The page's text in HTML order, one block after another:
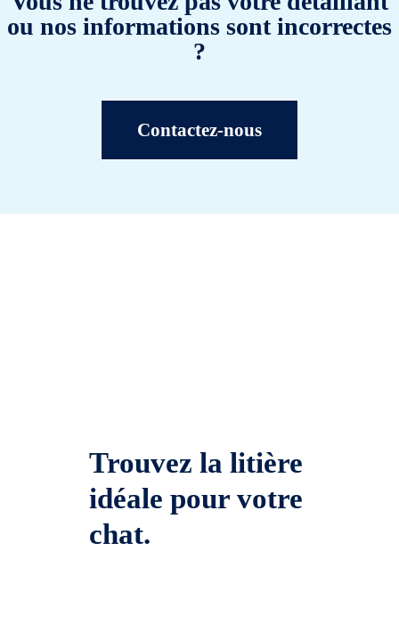
ou nos informations sont incorrectes
?
Contactez-nous
Trouvez la litière
idéale pour votre
chat.